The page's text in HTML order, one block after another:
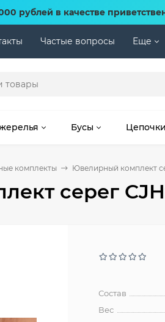
рублей в качестве
Частые вопросы Еще
Бусы Цепочки
комплекты Ювелирный комплект
серег
Состав
Вес